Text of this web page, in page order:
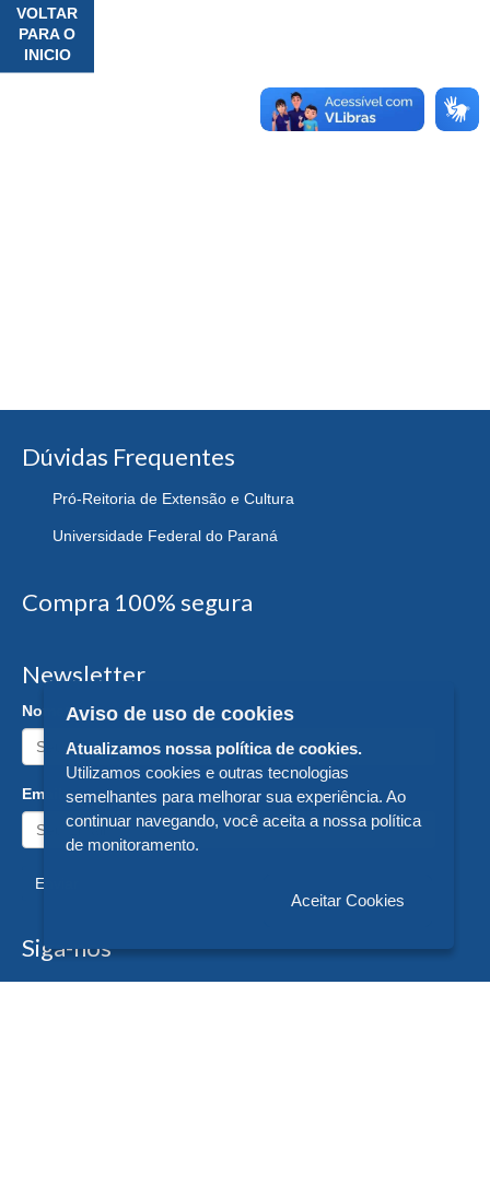
VOLTAR
PARA O
INICIO
Dúvidas Frequentes
Pró-Reitoria de Extensão e Cultura
Universidade Federal do Paraná
Compra 100% segura
Newsletter
Nome:
Email:
Enviar
Siga-nos
Aviso de uso de cookies
Atualizamos nossa política de cookies.
Utilizamos cookies e outras tecnologias
semelhantes para melhorar sua experiência. Ao
continuar navegando, você aceita a nossa política
de monitoramento.
Aceitar Cookies